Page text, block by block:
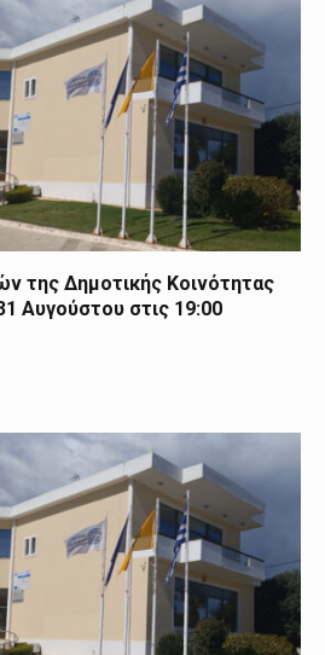
της Δημοτικής Κοινότητας
Αυγούστου στις 19:00